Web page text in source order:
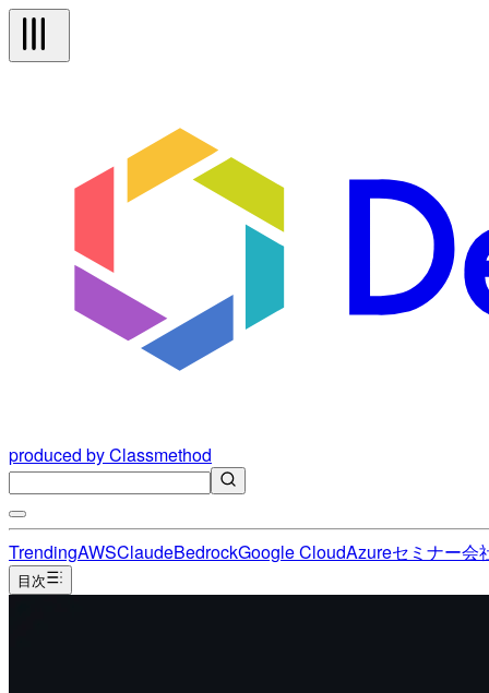
produced by Classmethod
TrendingAWSClaudeBedrockGoogle CloudAzureセミナー会
目次